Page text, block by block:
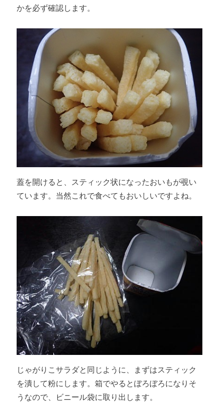
かを必ず確認します。
蓋を開けると、スティック状になったおいもが覗い
ています。当然これで食べてもおいしいですよね。
じゃがりこサラダと同じように、まずはスティック
を潰して粉にします。箱でやるとぼろぼろになりそ
うなので、ビニール袋に取り出します。